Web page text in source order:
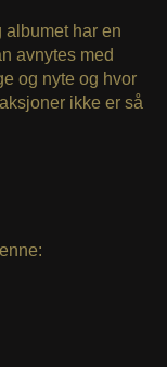
albumet har en
avnytes med
og nyte og hvor
ikke er så